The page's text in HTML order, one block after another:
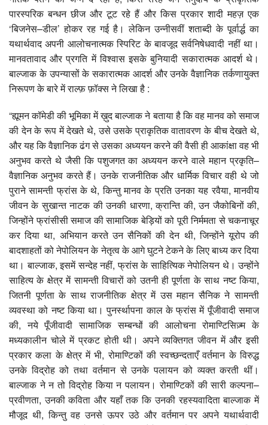
पारस्परिक बन्धन छीज और टूट रहे हैं और किस प्रकार शादी महज़ एक
‘बिजनेस–डील’ होकर रह गई है। लेकिन उन्नीसवीं शताब्दी के पूर्वार्द्ध का
यथार्थवाद अपनी आलोचनात्मक स्पिरिट के बावजूद सर्वनिषेधवादी नहीं था।
मानवतावाद और प्रगति में विश्वास इसके बुनियादी सकारात्मक आदर्श थे।
बाल्जाक के उपन्यासों के सकारात्मक आदर्श और उनके वैज्ञानिक तर्कणायुक्त
निरूपण के बारे में राल्फ़ फ़ॉक्स ने लिखा है :
“ह्यूमन कॉमेडी की भूमिका में ख़ुद बाल्जाक ने बताया है कि वह मानव को समाज
की देन के रूप में देखते थे, उसे उसके प्राकृतिक वातावरण के बीच देखते थे,
और यह कि वैज्ञानिक ढंग से उसका अध्ययन करने की वैसी ही आकांक्षा वह भी
अनुभव करते थे जैसी कि पशुजगत का अध्ययन करने वाले महान प्रकृति–
वैज्ञानिक अनुभव करते हैं। उनके राजनीतिक और धार्मिक विचार वही थे जो
पुराने सामन्ती फ्रांस के थे, किन्तु मानव के प्रति उनका यह रवैया, मानवीय
जीवन के सुखान्त नाटक की उनकी धारणा, क्रान्ति की, उन जैकोबिनों की,
जिन्होंने फ्रांसीसी समाज की सामाजिक बेड़ियों को पूरी निर्ममता से चकनाचूर
कर दिया था, अभियान करते उन सैनिकों की देन थी, जिन्होंने यूरोप की
बादशाहतों को नेपोलियन के नेतृत्व के आगे घुटने टेकने के लिए बाध्य कर दिया
था। बाल्जाक, इसमें सन्देह नहीं, फ्रांस के साहित्यिक नेपोलियन थे। उन्होंने
साहित्य के क्षेत्र में सामन्ती विचारों को उतनी ही पूर्णता के साथ नष्ट किया,
जितनी पूर्णता के साथ राजनीतिक क्षेत्र में उस महान सैनिक ने सामन्ती
व्यवस्था को नष्ट किया था। पुनर्स्थापना काल के फ्रांस में पूँजीवादी समाज
की, नये पूँजीवादी सामाजिक सम्बन्धों की आलोचना रोमाण्टिसिज़्म के
मध्यकालीन चोले में प्रकट होती थी। अपने व्यक्तिगत जीवन में और इसी
प्रकार कला के क्षेत्र में भी, रोमाण्टिकों की स्वच्छन्दताएँ वर्तमान के विरुद्ध
उनके विद्रोह को तथा वर्तमान से उनके पलायन को व्यक्त करती थीं।
बाल्जाक ने न तो विद्रोह किया न पलायन। रोमाण्टिकों की सारी कल्पना–
प्रवीणता, उनकी कविता और यहाँ तक कि उनकी रहस्यवादिता बाल्जाक में
मौजूद थी, किन्तु वह उनसे ऊपर उठे और वर्तमान पर अपने यथार्थवादी